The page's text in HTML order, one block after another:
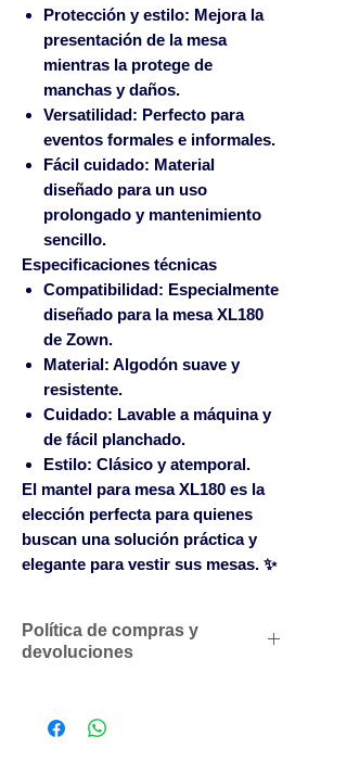
Protección y estilo: Mejora la
presentación de la mesa
mientras la protege de
manchas y daños.
Versatilidad: Perfecto para
eventos formales e informales.
Fácil cuidado: Material
diseñado para un uso
prolongado y mantenimiento
sencillo.
Especificaciones técnicas
Compatibilidad: Especialmente
diseñado para la mesa XL180
de Zown.
Material: Algodón suave y
resistente.
Cuidado: Lavable a máquina y
de fácil planchado.
Estilo: Clásico y atemporal.
El mantel para mesa XL180 es la
elección perfecta para quienes
buscan una solución práctica y
elegante para vestir sus mesas. ✨
Política de compras y
devoluciones
profesionales según volumen